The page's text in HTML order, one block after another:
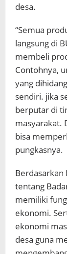
desa.
“Semua
langsung di
membeli
Contohnya,
yang
sendiri. jika
berputar di
masyarakat.
bisa
pungkasnya.
Berdasarkan
tentang
memiliki
ekonomi.
ekonomi
desa guna